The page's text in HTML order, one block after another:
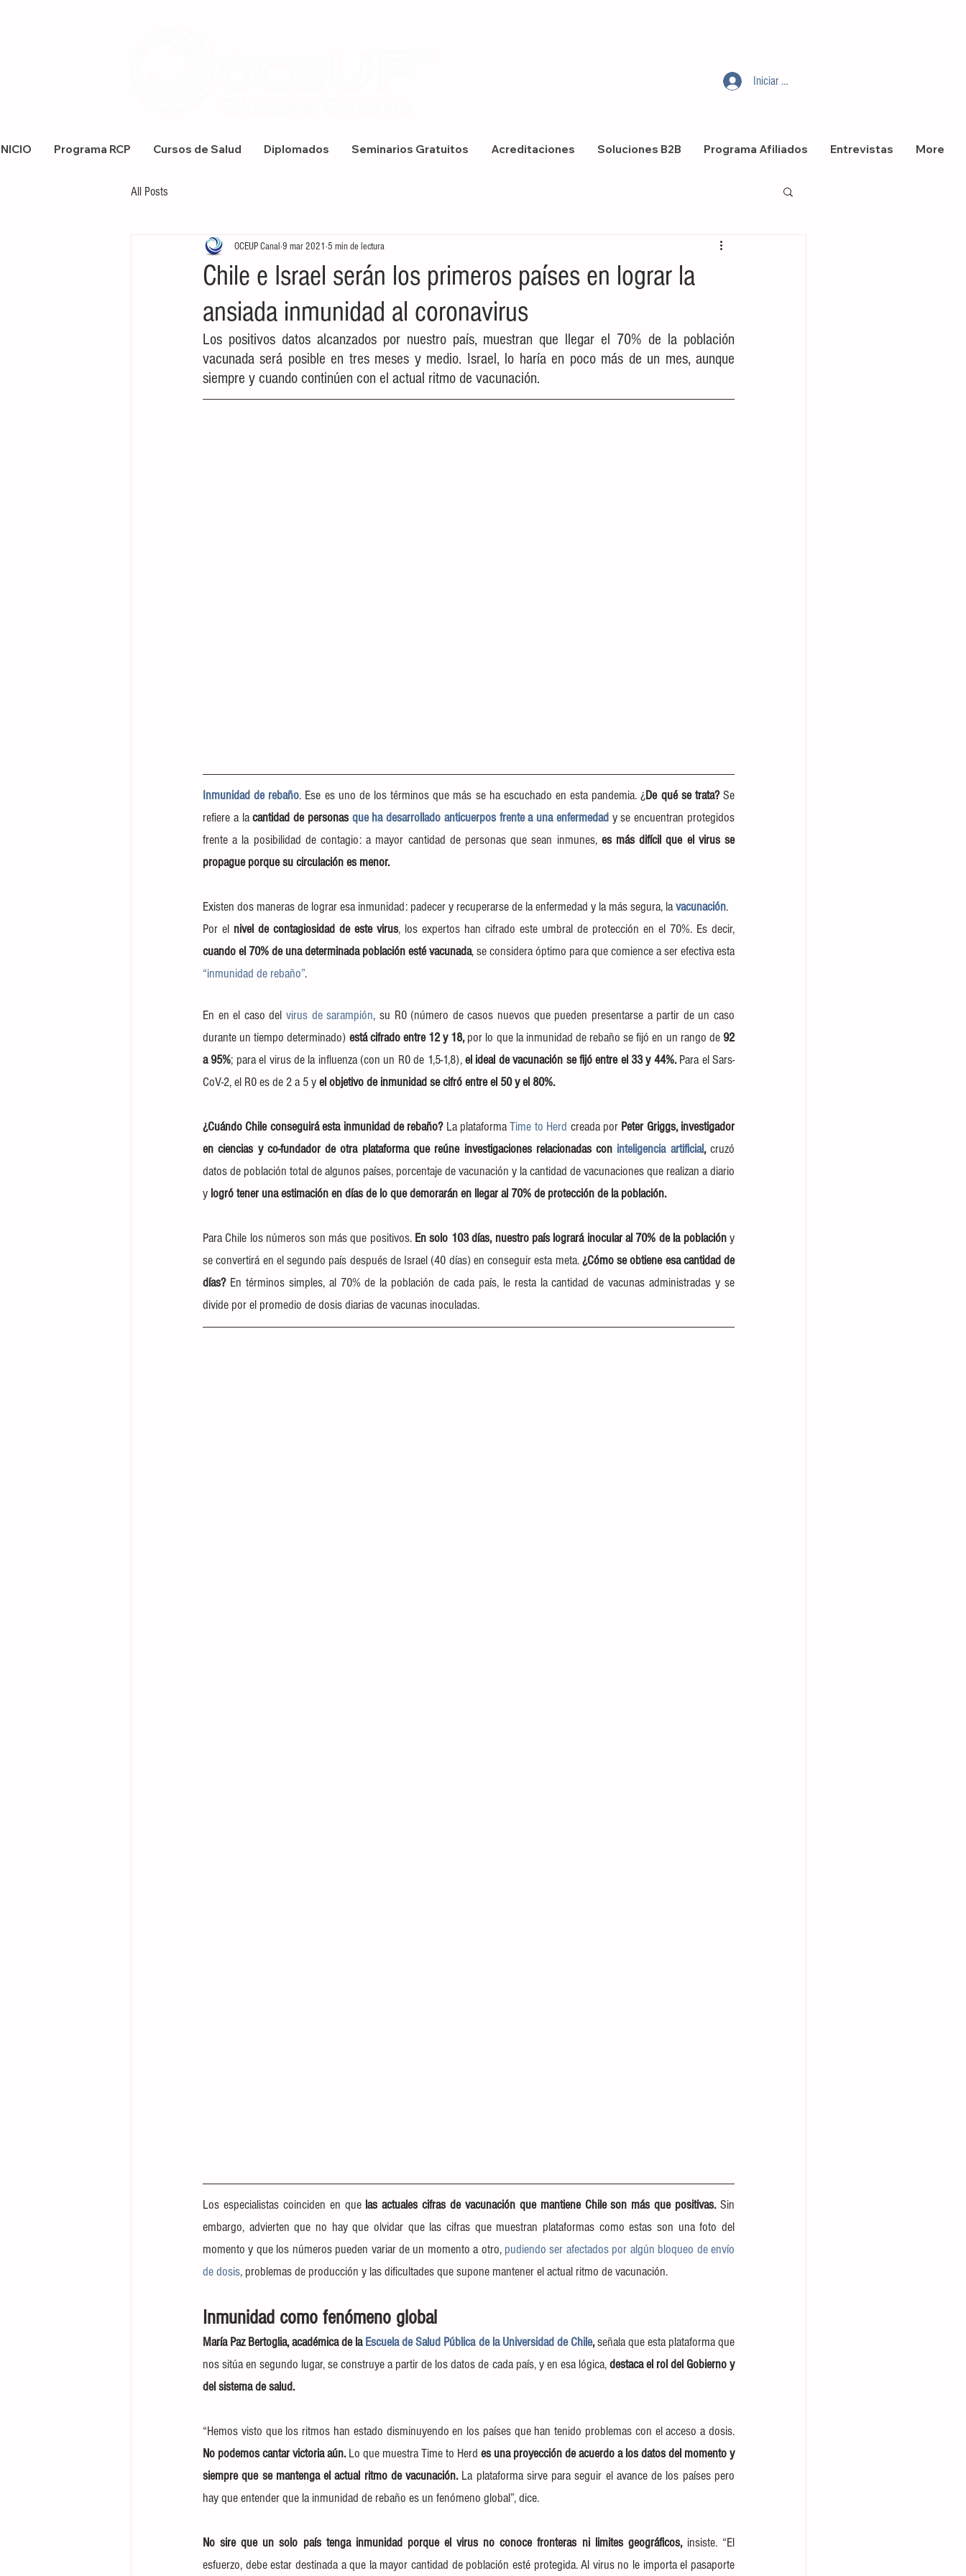
Iniciar sesión
Programa RCP Cursos de Salud Diplomados Seminarios Gratuitos Acreditaciones Soluciones B2B Programa Afiliados Entrevistas More
All Posts
Chile e Israel serán los primeros países en lograr la
ansiada inmunidad al coronavirus
OCEUP Canal 9 mar 2021 5 min de lectura
Los positivos datos alcanzados por nuestro país, muestran que llegar el 70% de la población
vacunada será posible en tres meses y medio. Israel, lo haría en poco más de un mes, aunque
siempre y cuando continúen con el actual ritmo de vacunación.
Inmunidad de rebaño. Ese es uno de los términos que más se ha escuchado en esta pandemia. ¿De qué se trata? Se
refiere a la cantidad de personas que ha desarrollado anticuerpos frente a una enfermedad y se encuentran protegidos
frente a la posibilidad de contagio: a mayor cantidad de personas que sean inmunes, es más difícil que el virus se
propague porque su circulación es menor.
Existen dos maneras de lograr esa inmunidad: padecer y recuperarse de la enfermedad y la más segura, la vacunación.
Por el nivel de contagiosidad de este virus
cuando el 70% de una determinada población esté vacunada
“inmunidad de rebaño”.
En en el caso del virus de sarampión, su R0 (número de casos nuevos que pueden presentarse a partir de un caso
durante un tiempo determinado) está cifrado entre 12 y 18, por lo que la inmunidad de rebaño se fijó en un rango de 92
a 95%; para el virus de la influenza (con un R0 de 1,5-1,8), el ideal de vacunación se fijó entre el 33 y 44%. Para el Sars-
CoV-2, el R0 es de 2 a 5 y el objetivo de inmunidad se cifró entre el 50 y el 80%.
¿Cuándo Chile conseguirá esta inmunidad de rebaño? La plataforma Time to Herd creada por Peter Griggs, investigador
en ciencias y co-fundador de otra plataforma que reúne investigaciones relacionadas con inteligencia artificial, cruzó
datos de población total de algunos países, porcentaje de vacunación y la cantidad de vacunaciones que realizan a diario
y logró tener una estimación en días de lo que demorarán en llegar al 70% de protección de la población.
Para Chile los números son más que positivos. En solo 103 días, nuestro país logrará inocular al 70% de la población y
se convertirá en el segundo país después de Israel (40 días) en conseguir esta meta. ¿Cómo se obtiene esa cantidad de
días? En términos simples, al 70% de la población de cada país, le resta la cantidad de vacunas administradas y se
divide por el promedio de dosis diarias de vacunas inoculadas.
Los especialistas coinciden en que las actuales cifras de vacunación que mantiene Chile son más que positivas. Sin
embargo, advierten que no hay que olvidar que las cifras que muestran plataformas como estas son una foto del
momento y que los números pueden variar de un momento a otro, pudiendo ser afectados por algún bloqueo de envío
de dosis, problemas de producción y las dificultades que supone mantener el actual ritmo de vacunación.
Inmunidad como fenómeno global
María Paz Bertoglia, académica de la Escuela de Salud Pública de la Universidad de Chile, señala que esta plataforma que
nos sitúa en segundo lugar, se construye a partir de los datos de cada país, y en esa lógica, destaca el rol del Gobierno y
del sistema de salud.
No podemos cantar victoria aún. Lo que muestra Time to Herd es una proyección de acuerdo a los datos del momento y
siempre que se mantenga el actual ritmo de vacunación. La plataforma sirve para seguir el avance de los países pero
hay que entender que la inmunidad de rebaño es un fenómeno global”, dice.
No sire que un solo país tenga inmunidad porque el virus no conoce fronteras ni limites geográficos, insiste. “El
esfuerzo, debe estar destinada a que la mayor cantidad de población esté protegida. Al virus no le importa el pasaporte